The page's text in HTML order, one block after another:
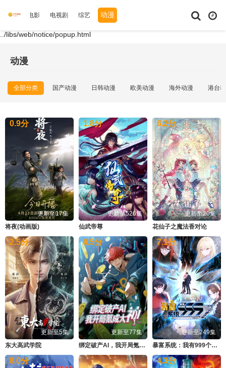
专题 电影 电视剧 综艺 动漫 短剧大全 资讯
../libs/web/notice/popup.html
动漫
全部分类 国产动漫 日韩动漫 欧美动漫 海外动漫 港台
0.9分
更新至17集
将夜(动画版)
1.8分
更新至526集
仙武帝尊
6.2分
更新至20集
花仙子之魔法香对论
2.5分
更新至5集
东大高武学院
0.5分
更新至77集
绑定破产AI，我开局氪成大神动态漫画第1季
7.1分
更新至249集
暴富系统：我有999个新马甲动态漫画
8.0分 4.3分